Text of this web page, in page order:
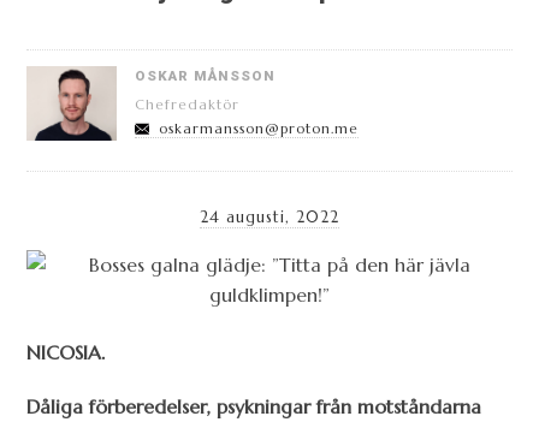
OSKAR MÅNSSON
Chefredaktör
oskarmansson@proton.me
24 augusti, 2022
NICOSIA.
Dåliga förberedelser, psykningar från motståndarna